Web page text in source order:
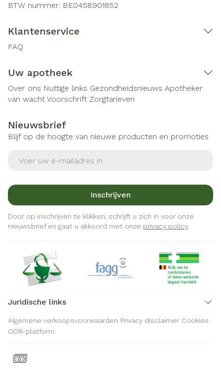
BTW nummer: BE0458901852
Klantenservice
FAQ
Uw apotheek
Over ons Nuttige links Gezondheidsnieuws Apotheker
van wacht Voorschrift Zorgtarieven
Nieuwsbrief
Blijf op de hoogte van nieuwe producten en promoties
Inschrijven
Door op inschrijven te klikken, schrijft u zich in voor onze
nieuwsbrief en gaat u akkoord met onze privacy policy.
Juridische links
Algemene verkoopsvoorwaarden Privacy disclaimer Cookies
ODR-platform